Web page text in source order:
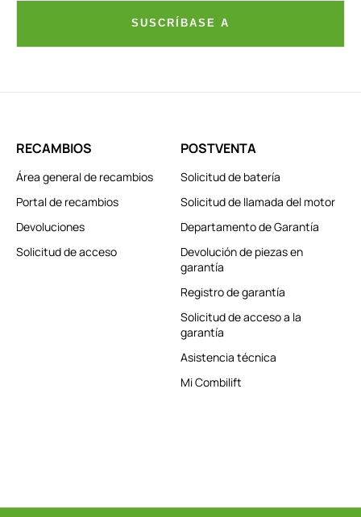
SUSCRÍBASE A
RECAMBIOS
Área general de recambios
Portal de recambios
Devoluciones
Solicitud de acceso
POSTVENTA
Solicitud de batería
Solicitud de llamada del motor
Departamento de Garantía
Devolución de piezas en
garantía
Registro de garantía
Solicitud de acceso a la
garantía
Asistencia técnica
Mi Combilift